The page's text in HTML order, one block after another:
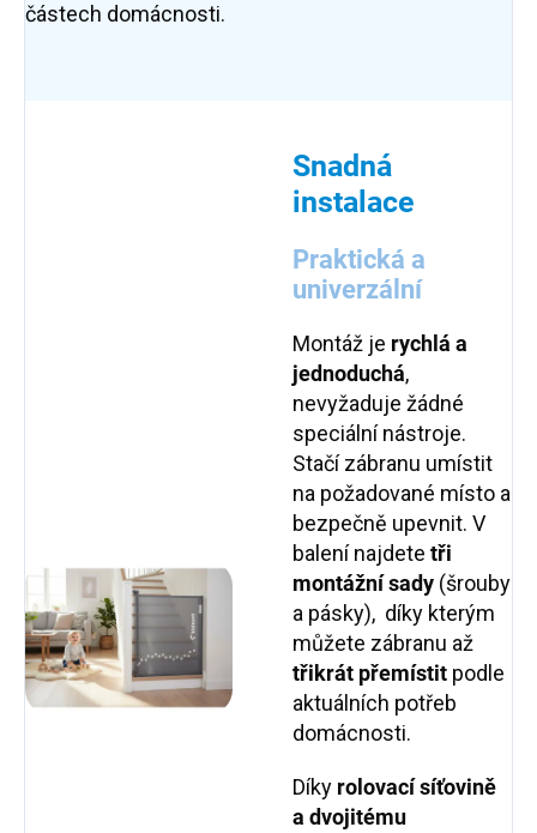
částech domácnosti.
Snadná
instalace
Praktická a
univerzální
Montáž je rychlá a
jednoduchá,
nevyžaduje žádné
speciální nástroje.
Stačí zábranu umístit
na požadované místo a
bezpečně upevnit. V
balení najdete tři
montážní sady (šrouby
a pásky), díky kterým
můžete zábranu až
třikrát přemístit podle
aktuálních potřeb
domácnosti.
Díky rolovací síťovině
a dvojitému